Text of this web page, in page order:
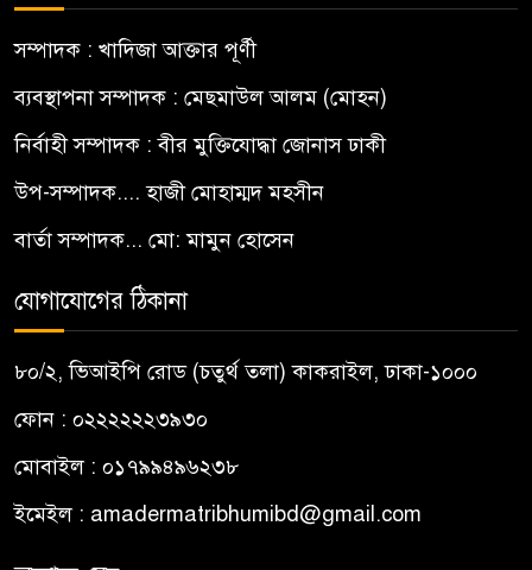
সম্পাদক : খাদিজা আক্তার পূর্ণী
ব্যবস্থাপনা সম্পাদক : মেছমাউল আলম (মোহন)
নির্বাহী সম্পাদক : বীর মুক্তিযোদ্ধা জোনাস ঢাকী
উপ-সম্পাদক.... হাজী মোহাম্মদ মহসীন
বার্তা সম্পাদক... মো: মামুন হোসেন
যোগাযোগের ঠিকানা
৮০/২, ভিআইপি রোড (চতুর্থ তলা) কাকরাইল, ঢাকা-১০০০
ফোন : ০২২২২২২৩৯৩০
মোবাইল : ০১৭৯৯৪৯৬২৩৮
ইমেইল : amadermatribhumibd@gmail.com